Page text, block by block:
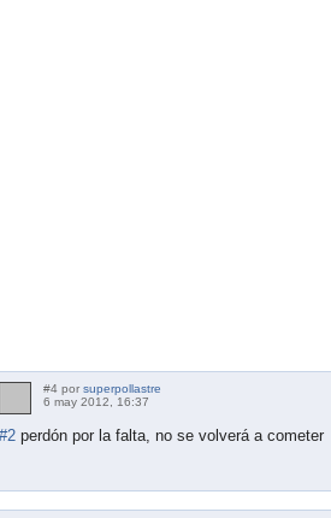
#4 por superpollastre
6 may 2012, 16:37
#2 perdón por la falta, no se volverá a cometer